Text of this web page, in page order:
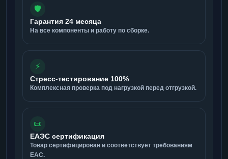
🛡️
Гарантия 24 месяца
На все компоненты и работу по сборке.
⚡
Стресс-тестирование 100%
Комплексная проверка под нагрузкой перед отгрузкой.
📜
ЕАЭС сертификация
Товар сертифицирован и соответствует требованиям
ЕАС.